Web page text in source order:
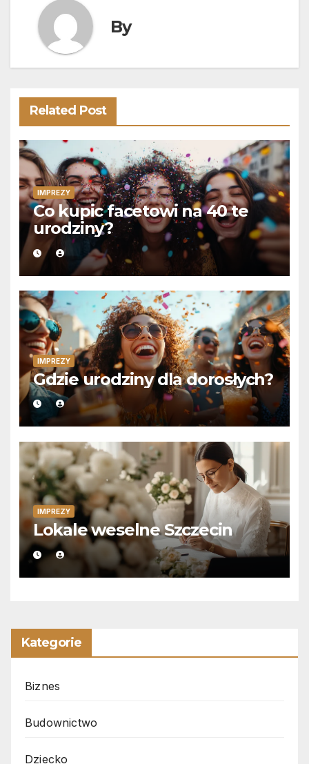
By
Related Post
IMPREZY
Co kupic facetowi na 40 te
urodziny?
IMPREZY
Gdzie urodziny dla dorosłych?
IMPREZY
Lokale weselne Szczecin
Kategorie
Biznes
Budownictwo
Dziecko